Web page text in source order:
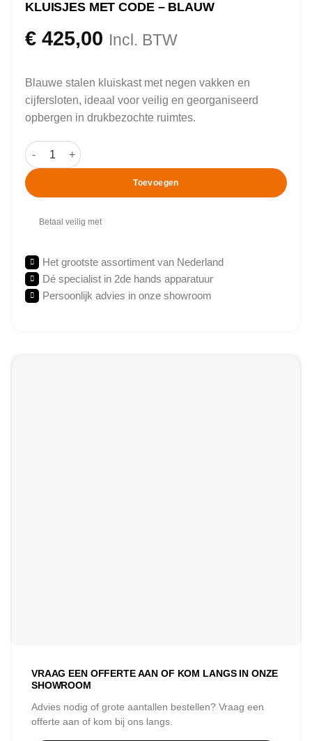
KLUISJES MET CODE – BLAUW
€425,00 Incl. BTW
Blauwe stalen kluiskast met negen vakken en
cijfersloten, ideaal voor veilig en georganiseerd
opbergen in drukbezochte ruimtes.
Kluisjes met code - Blauw aantal
Toevoegen
Betaal veilig met
Het grootste assortiment van Nederland
Dé specialist in 2de hands apparatuur
Persoonlijk advies in onze showroom
VRAAG EEN OFFERTE AAN OF KOM LANGS IN ONZE
SHOWROOM
Advies nodig of grote aantallen bestellen? Vraag een
offerte aan of kom bij ons langs.